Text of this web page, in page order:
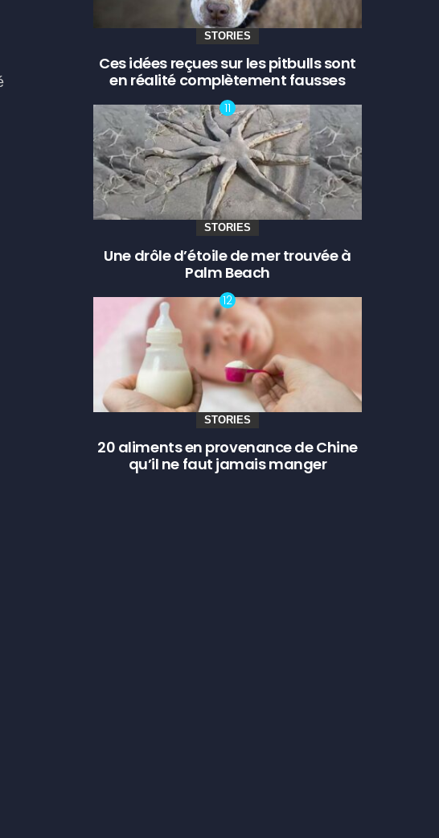
STORIES
Ces idées reçues sur les pitbulls sont
en réalité complètement fausses
STORIES
Une drôle d’étoile de mer trouvée à
Palm Beach
STORIES
20 aliments en provenance de Chine
qu’il ne faut jamais manger